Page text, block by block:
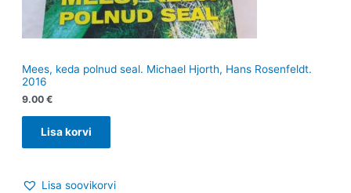
Mees, keda polnud seal. Michael Hjorth, Hans Rosenfeldt.
2016
9.00 €
Lisa korvi
Lisa soovikorvi